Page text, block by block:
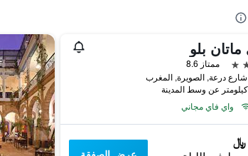
بلو
ممتاز 8.6
واي فاي مجاني